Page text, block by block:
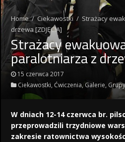
Home / Ciekawostki / Strażacy
drzewa [ZDJĘCIA]
Strażacy
paralotniarza z
15 czerwca 2017
Ciekawostki,Ćwiczenia, Galerie,
W dniach 12-14 czerwca br.
przeprowadzili trzydniowe
zakresie ratownictwa